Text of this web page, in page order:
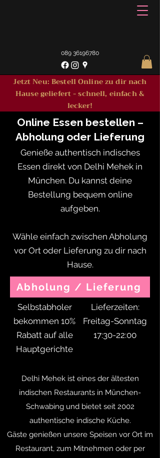
089 36196780
Jetzt Neu: Bestell Online zu dir nach
Hause geliefert - schnell, einfach &
lecker!
Online Essen bestellen –
Abholung oder Lieferung
Genieße authentisch indisches
Essen direkt von Delhi Mehek in
München. Du kannst deine
Bestellung bequem online
aufgeben.
Wähle einfach zwischen Abholung
vor Ort oder Lieferung zu dir nach
Hause.
Abholung / Lieferung
Selbstabholer
bekommen 10%
Rabatt auf alle
Hauptgerichte
Lieferzeiten:
Freitag-Sonntag
17:30-22:00
Delhi Mehek ist eines der ältesten
indischen Restaurants in München-
Schwabing und bietet seit 2002
authentische indische Küche.
Gäste genießen unsere Speisen vor Ort im
Restaurant, zum Mitnehmen oder per